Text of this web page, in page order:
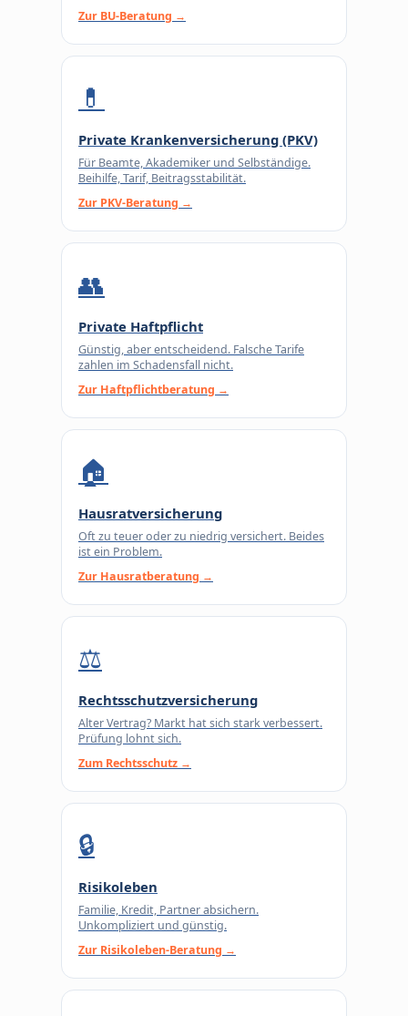
Zur BU-Beratung →
💊
Private Krankenversicherung (PKV)
Für Beamte, Akademiker und Selbständige.
Beihilfe, Tarif, Beitragsstabilität.
Zur PKV-Beratung →
👥
Private Haftpflicht
Günstig, aber entscheidend. Falsche Tarife
zahlen im Schadensfall nicht.
Zur Haftpflichtberatung →
🏠
Hausratversicherung
Oft zu teuer oder zu niedrig versichert. Beides
ist ein Problem.
Zur Hausratberatung →
⚖️
Rechtsschutzversicherung
Alter Vertrag? Markt hat sich stark verbessert.
Prüfung lohnt sich.
Zum Rechtsschutz →
🔒
Risikoleben
Familie, Kredit, Partner absichern.
Unkompliziert und günstig.
Zur Risikoleben-Beratung →